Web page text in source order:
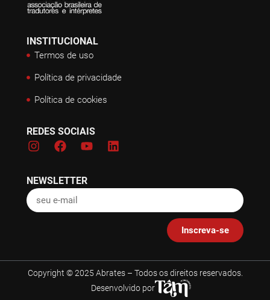
INSTITUCIONAL
Termos de uso
Política de privacidade
Política de cookies
REDES SOCIAIS
NEWSLETTER
Inscreva-se
Copyright © 2025 Abrates – Todos os direitos reservados.
Desenvolvido por